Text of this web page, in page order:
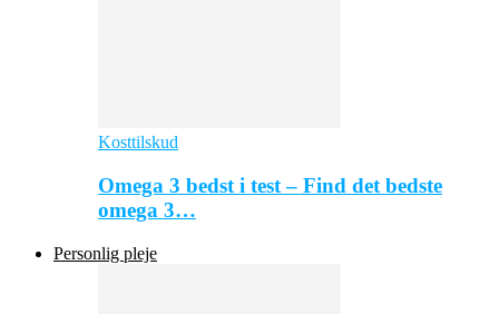
Kosttilskud
Omega 3 bedst i test – Find det bedste
omega 3…
Personlig pleje